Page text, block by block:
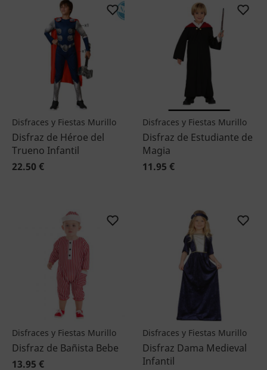
Disfraces y Fiestas Murillo
Disfraz de Héroe del
Trueno Infantil
22.50 €
Disfraces y Fiestas Murillo
Disfraz de Estudiante de
Magia
11.95 €
Disfraces y Fiestas Murillo
Disfraz de Bañista Bebe
13.95 €
Disfraces y Fiestas Murillo
Disfraz Dama Medieval
Infantil